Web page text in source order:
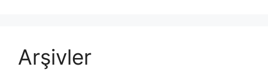
Arşivler